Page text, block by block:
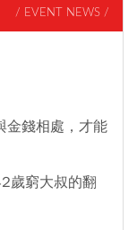
/ EVENT NEWS /
金錢相處，才能
歲窮大叔的翻